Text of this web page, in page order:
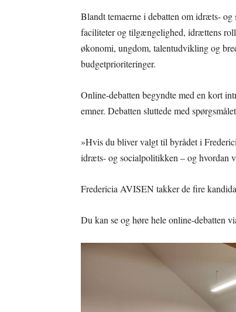
Blandt temaerne i debatten om idræts-
faciliteter og tilgængelighed, idrættens
økonomi, ungdom, talentudvikling og
budgetprioriteringer.
Online-debatten begyndte med en kort
emner. Debatten sluttede med
»Hvis du bliver valgt til byrådet i
idræts- og socialpolitikken – og hvordan
Fredericia AVISEN takker de fire
Du kan se og høre hele online-debatten